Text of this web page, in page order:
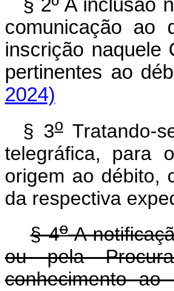
§ 2º A inclusão
comunicação ao
inscrição naquele
pertinentes ao
2024)
§ 3o Tratando-
telegráfica, para
origem ao débito,
da respectiva
§ 4oA
ou pela
conhecimento